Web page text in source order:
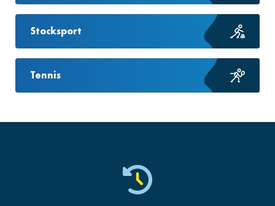
Stocksport
Tennis